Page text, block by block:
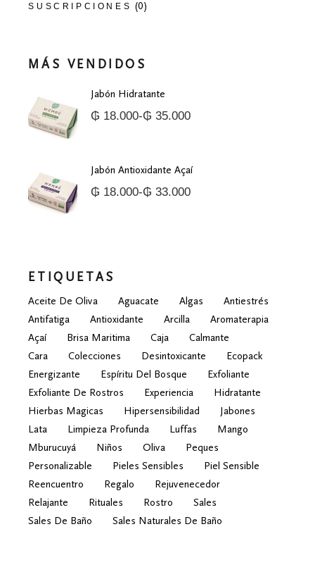
SUSCRIPCIONES (0)
MÁS VENDIDOS
Jabón Hidratante
₲ 18.000-₲ 35.000
Rango
₲ 18.000
₲ 35.000
Jabón Antioxidante Açaí
₲ 18.000-₲ 33.000
Rango
₲ 33.000
ETIQUETAS
Aceite De Oliva Aguacate Algas
Antiestrés
Antifatiga
Antioxidante Arcilla
Aromaterapia
Açaí
Brisa Maritima Caja
Calmante
Cara
Colecciones Desintoxicante
Ecopack
Energizante
Espíritu Del Bosque
Exfoliante
Exfoliante De Rostros
Experiencia
Hidratante
Hierbas Magicas
Hipersensibilidad
Jabones
Lata
Limpieza Profunda Luffas
Mango
Mburucuyá
Niños Oliva
Peques
Personalizable
Pieles Sensibles
Piel Sensible
Reencuentro
Regalo
Rejuvenecedor
Relajante
Rituales Rostro
Sales
Sales De Baño
Sales Naturales De Baño